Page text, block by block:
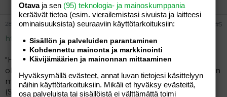
28.03.2021 #5
https://www.duodecimlehti.fi/duo99526
"Häiriöt stressiherkkyyden säätelyyn vaikuttavissa
oksitosiini- ja prolaktiinijärjestelmissä saattavat olla muun
muassa raskaudenjälkeisen masennuksen riskitekijöitä
(Slattery ja Neumann 2008) "
Otavaja sen (95) teknologia- ja mainoskumppania
keräävät tietoa (esim. vierailemis­tasi sivuista ja laitteesi
ominaisuuk­sista) seuraaviin käyttötarkoituksiin:
Sisällön ja palveluiden parantaminen
Kohdennettu mainonta ja markkinointi
Kävijämäärien ja mainonnan mittaaminen
Hyväksymällä evästeet, annat luvan tietojesi käsittelyyn
näihin käyttötarkoituksiin. Mikäli et hyväksy evästeitä,
osa palveluista tai sisällöistä ei välttämättä toimi